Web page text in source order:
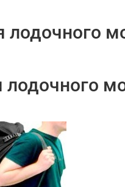
лодочного